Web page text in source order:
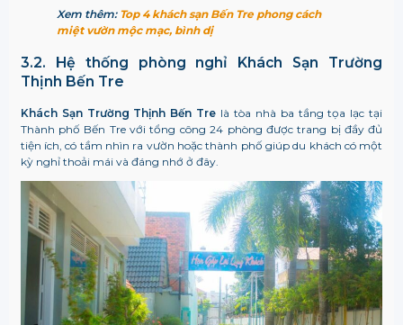
Xem thêm:Top 4 khách sạn Bến Tre phong cách
miệt vườn mộc mạc, bình dị
3.2. Hệ thống phòng nghỉ Khách Sạn Trường
Thịnh Bến Tre
Khách Sạn Trường Thịnh Bến Tre là tòa nhà ba tầng tọa lạc tại
Thành phố Bến Tre với tổng công 24 phòng được trang bị đầy đủ
tiện ích, có tầm nhìn ra vườn hoặc thành phố giúp du khách có một
kỳ nghỉ thoải mái và đáng nhớ ở đây.